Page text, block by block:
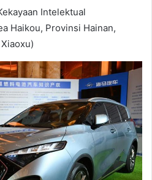
Intelektual
Haikou, Provinsi Hainan,